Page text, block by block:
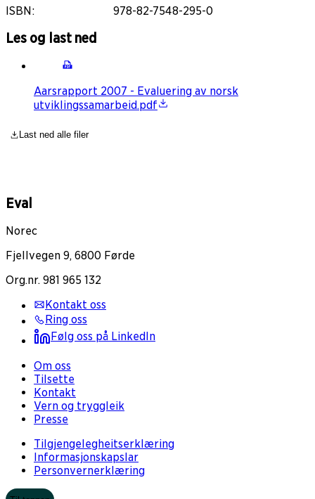
ISBN: 978-82-7548-295-0
Les og last ned
Aarsrapport 2007 - Evaluering av norsk
utviklingssamarbeid.pdf
Last ned alle filer
Eval
Norec
Fjellvegen 9, 6800 Førde
Org.nr. 981 965 132
Kontakt oss
Ring oss
Følg oss på LinkedIn
Om oss
Tilsette
Kontakt
Vern og tryggleik
Presse
Tilgjengelegheitserklæring
Informasjonskapslar
Personvernerklæring